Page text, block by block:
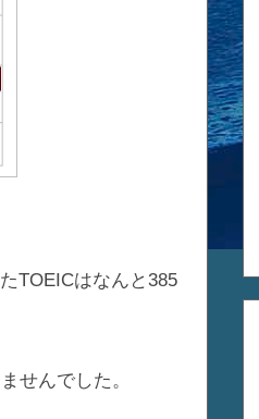
TOEICはなんと385
せんでした。